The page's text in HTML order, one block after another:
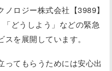
ロジー株式会社【3989】
どうしよう」などの緊急
を展開しています。
ってもらうためには安心出